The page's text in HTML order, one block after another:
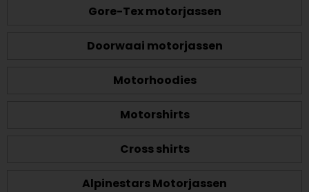
Gore-Tex motorjassen
Doorwaai motorjassen
Motorhoodies
Motorshirts
Cross shirts
Alpinestars Motorjassen